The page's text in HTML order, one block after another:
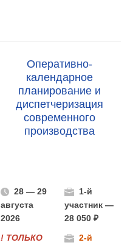
Оперативно-
календарное
планирование и
диспетчеризация
современного
производства
28 — 29
августа
2026
! ТОЛЬКО
1-й
участник —
28 050 ₽
2-й